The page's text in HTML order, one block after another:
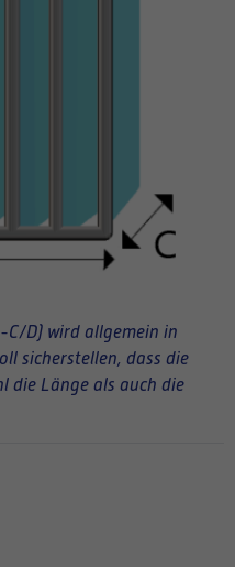
C/D) wird allgemein in
sicherstellen, dass die
die Länge als auch die